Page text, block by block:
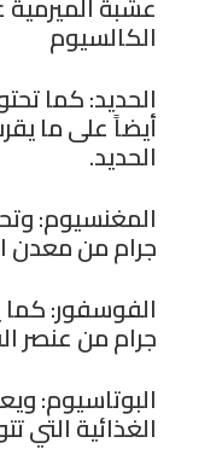
الكالسيوم
الحديد: كما
الحديد.
جرام من معدن
جرام من عنصر
البوتاسيوم:
الغذائية التي